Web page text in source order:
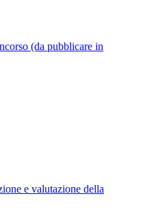
(da pubblicare in
e valutazione della